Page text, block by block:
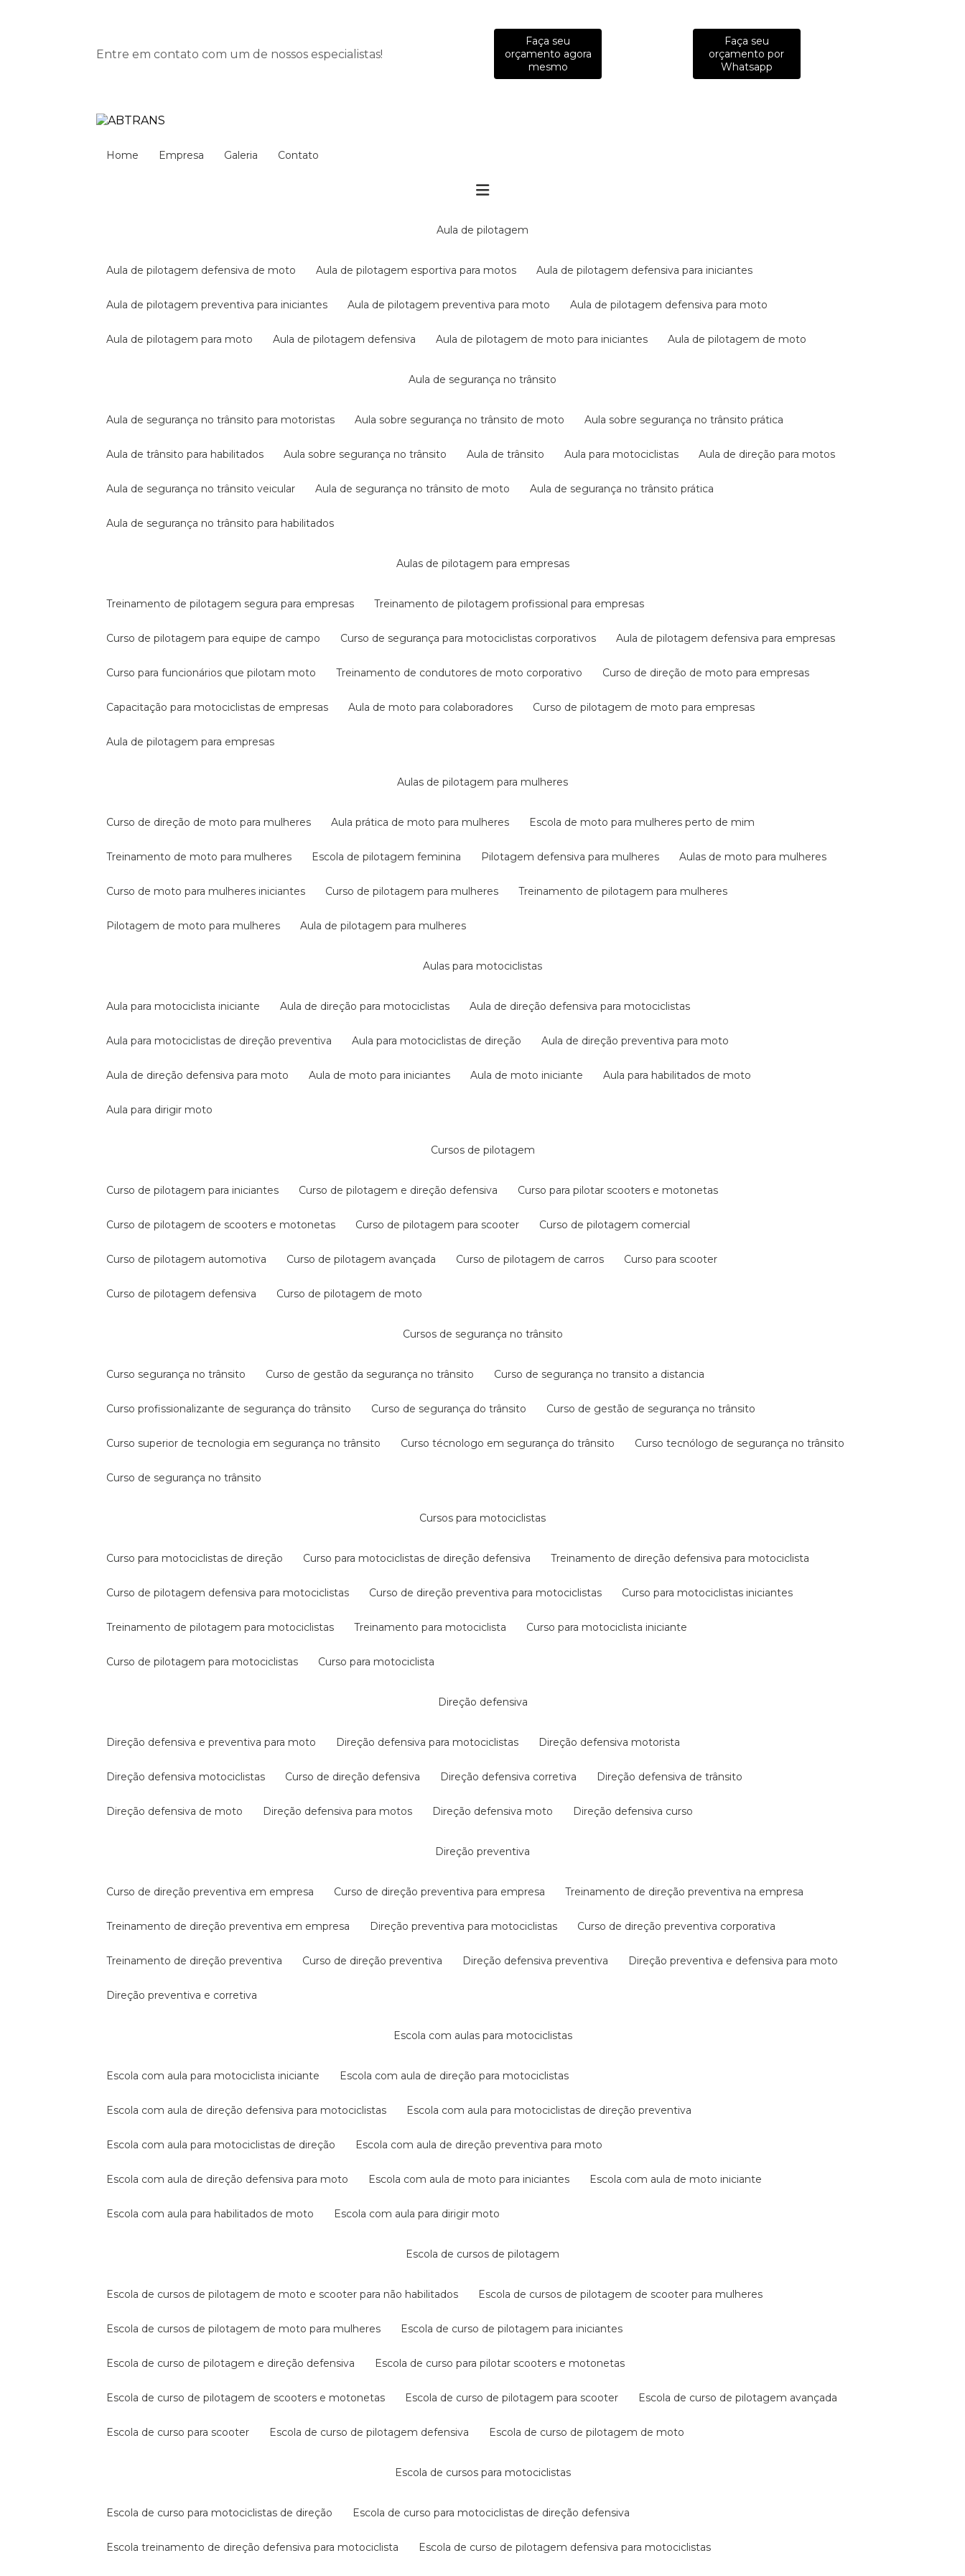
Entre em contato com um de nossos especialistas!
Faça seu
orçamento agora
mesmo
Faça seu
orçamento por
Whatsapp
Home Empresa Galeria Contato
aula de pilotagem
aula de pilotagem defensiva de moto aula de pilotagem esportiva para motos aula de pilotagem defensiva para iniciantes
aula de pilotagem preventiva para iniciantes aula de pilotagem preventiva para moto aula de pilotagem defensiva para moto
aula de pilotagem para moto aula de pilotagem defensiva aula de pilotagem de moto para iniciantes aula de pilotagem de moto
aula de segurança no trânsito
aula de segurança no trânsito para motoristas aula sobre segurança no trânsito de moto aula sobre segurança no trânsito prática
aula de trânsito para habilitados aula sobre segurança no trânsito aula de trânsito aula para motociclistas aula de direção para motos
aula de segurança no trânsito veicular aula de segurança no trânsito de moto aula de segurança no trânsito prática
aula de segurança no trânsito para habilitados
aulas de pilotagem para empresas
treinamento de pilotagem segura para empresas treinamento de pilotagem profissional para empresas
curso de pilotagem para equipe de campo curso de segurança para motociclistas corporativos aula de pilotagem defensiva para empresas
curso para funcionários que pilotam moto treinamento de condutores de moto corporativo curso de direção de moto para empresas
capacitação para motociclistas de empresas aula de moto para colaboradores curso de pilotagem de moto para empresas
aula de pilotagem para empresas
aulas de pilotagem para mulheres
curso de direção de moto para mulheres aula prática de moto para mulheres escola de moto para mulheres perto de mim
treinamento de moto para mulheres escola de pilotagem feminina pilotagem defensiva para mulheres aulas de moto para mulheres
curso de moto para mulheres iniciantes curso de pilotagem para mulheres treinamento de pilotagem para mulheres
pilotagem de moto para mulheres aula de pilotagem para mulheres
aulas para motociclistas
aula para motociclista iniciante aula de direção para motociclistas aula de direção defensiva para motociclistas
aula para motociclistas de direção preventiva aula para motociclistas de direção aula de direção preventiva para moto
aula de direção defensiva para moto aula de moto para iniciantes aula de moto iniciante aula para habilitados de moto
aula para dirigir moto
cursos de pilotagem
curso de pilotagem para iniciantes curso de pilotagem e direção defensiva curso para pilotar scooters e motonetas
curso de pilotagem de scooters e motonetas curso de pilotagem para scooter curso de pilotagem comercial
curso de pilotagem automotiva curso de pilotagem avançada curso de pilotagem de carros curso para scooter
curso de pilotagem defensiva curso de pilotagem de moto
cursos de segurança no trânsito
curso segurança no trânsito curso de gestão da segurança no trânsito curso de segurança no transito a distancia
curso profissionalizante de segurança do trânsito curso de segurança do trânsito curso de gestão de segurança no trânsito
curso superior de tecnologia em segurança no trânsito curso técnologo em segurança do trânsito curso tecnólogo de segurança no trânsito
curso de segurança no trânsito
cursos para motociclistas
curso para motociclistas de direção curso para motociclistas de direção defensiva treinamento de direção defensiva para motociclista
curso de pilotagem defensiva para motociclistas curso de direção preventiva para motociclistas curso para motociclistas iniciantes
treinamento de pilotagem para motociclistas treinamento para motociclista curso para motociclista iniciante
curso de pilotagem para motociclistas curso para motociclista
direção defensiva
direção defensiva e preventiva para moto direção defensiva para motociclistas direção defensiva motorista
direção defensiva motociclistas curso de direção defensiva direção defensiva corretiva direção defensiva de trânsito
direção defensiva de moto direção defensiva para motos direção defensiva moto direção defensiva curso
direção preventiva
curso de direção preventiva em empresa curso de direção preventiva para empresa treinamento de direção preventiva na empresa
treinamento de direção preventiva em empresa direção preventiva para motociclistas curso de direção preventiva corporativa
treinamento de direção preventiva curso de direção preventiva direção defensiva preventiva direção preventiva e defensiva para moto
direção preventiva e corretiva
escola com aulas para motociclistas
escola com aula para motociclista iniciante escola com aula de direção para motociclistas
escola com aula de direção defensiva para motociclistas escola com aula para motociclistas de direção preventiva
escola com aula para motociclistas de direção escola com aula de direção preventiva para moto
escola com aula de direção defensiva para moto escola com aula de moto para iniciantes escola com aula de moto iniciante
escola com aula para habilitados de moto escola com aula para dirigir moto
escola de cursos de pilotagem
escola de cursos de pilotagem de moto e scooter para não habilitados escola de cursos de pilotagem de scooter para mulheres
escola de cursos de pilotagem de moto para mulheres escola de curso de pilotagem para iniciantes
escola de curso de pilotagem e direção defensiva escola de curso para pilotar scooters e motonetas
escola de curso de pilotagem de scooters e motonetas escola de curso de pilotagem para scooter escola de curso de pilotagem avançada
escola de curso para scooter escola de curso de pilotagem defensiva escola de curso de pilotagem de moto
escola de cursos para motociclistas
escola de curso para motociclistas de direção escola de curso para motociclistas de direção defensiva
escola treinamento de direção defensiva para motociclista escola de curso de pilotagem defensiva para motociclistas